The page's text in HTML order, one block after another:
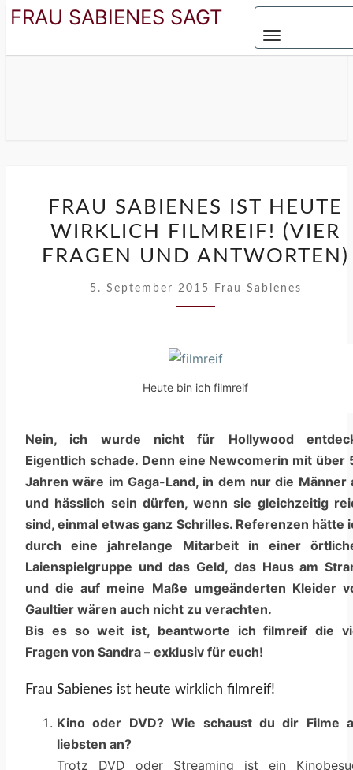
FRAU SABIENES SAGT
SABIENES
IST
HEUTE
FILMREIF!
UND
ANTWORTEN)
FRAU SABIENES IST HEUTE
WIRKLICH FILMREIF! (VIER
FRAGEN UND ANTWORTEN)
5. September 2015 Frau Sabienes
Heute bin ich filmreif
Nein, ich wurde nicht für Hollywood
Eigentlich schade. Denn eine Newcomerin mit über
Jahren wäre im Gaga-Land, in dem nur die Männer
und hässlich sein dürfen, wenn sie gleichzeitig
sind, einmal etwas ganz Schrilles. Referenzen hätte
durch eine jahrelange Mitarbeit in einer
Laienspielgruppe und das Geld, das Haus am
und die auf meine Maße umgeänderten Kleider
Gaultier wären auch nicht zu verachten.
Bis es so weit ist, beantworte ich filmreif die
Fragen von Sandra – exklusiv für euch!
Frau Sabienes ist heute wirklich filmreif!
Kino oder DVD? Wie schaust du dir Filme
liebsten an?
Trotz DVD oder Streaming ist ein